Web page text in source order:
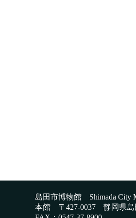
島田市博物館 Shimada City
本館 〒427-0037 静岡県島